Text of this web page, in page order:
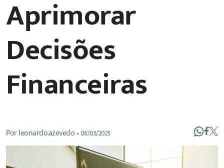
Aprimorar
Decisões
Financeiras
Porleonardo.azevedo•06/05/2025